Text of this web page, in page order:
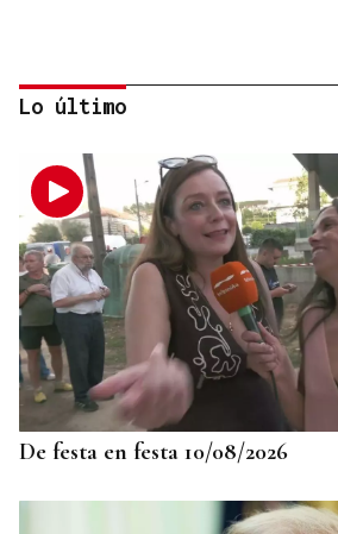
SUSTITUTO DEL OURENSANO
Vázquez Alvite, nuevo
Técnico en Galicia
Lo último
De festa en festa 10/08/2026